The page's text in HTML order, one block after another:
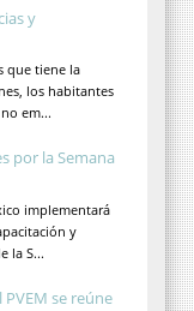
y
que tiene la
los habitantes
em...
por la Semana
implementará
y
la S...
se reúne